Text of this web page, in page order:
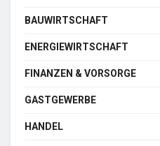
BAUWIRTSCHAFT
ENERGIEWIRTSCHAFT
FINANZEN & VORSORGE
GASTGEWERBE
HANDEL